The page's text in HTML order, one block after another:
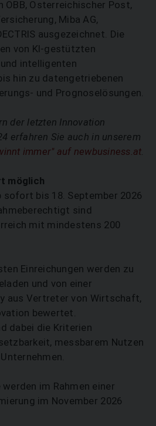
ÖBB, Österreichischer Post,
Miba AG,
ausgezeichnet. Die
von KI-gestützten
intelligenten
hin zu datengetriebenen
und Prognoselösungen.
der letzten Innovation
erfahren Sie auch in unserem
immer" auf newbusiness.at
möglich
sofort bis 18. September 2026
sind
mit mindestens 200
Einreichungen werden zu
und von einer
aus Vertreter von Wirtschaft,
bewertet.
dabei die Kriterien
messbarem Nutzen
im Rahmen einer
im November 2026
SUCHEN